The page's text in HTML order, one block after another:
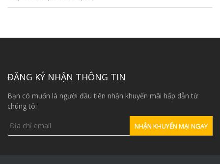
ĐĂNG KÝ NHẬN THÔNG TIN
Bạn có muốn là người đầu tiên nhận khuyến mãi hấp dẫn từ
chúng tôi